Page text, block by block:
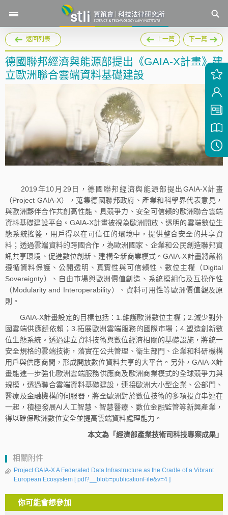
返回列表 上一篇 下一篇
德國聯邦經濟與能源部提出《GAIA-X計畫》建
立歐洲聯合雲端資料基礎建設
2019年10月29日，德國聯邦經濟與能源部提出GAIA-X計畫
（Project GAIA-X），蒐集德國聯邦政府、產業和科學界代表意見，
與歐洲夥伴合作共創高性能、具競爭力、安全可信賴的歐洲聯合雲端
資料基礎建設平台。GAIA-X計畫被視為歐洲開放、透明的雲端數位生
態系統搖籃，用戶得以在可信任的環境中，提供整合安全的共享資
料；透過雲端資料的跨國合作，為歐洲國家、企業和公民創造聯邦資
訊共享環境、促進數位創新、建構全新商業模式。GAIA-X計畫將嚴格
遵循資料保護、公開透明、真實性與可信賴性、數位主權（Digital
Sovereignty）、自由市場與歐洲價值創造、系統模組化及互操作性
（Modularity and Interoperability）、資料可用性等歐洲價值觀及原
則。
GAIA-X計畫設定的目標包括：1.維護歐洲數位主權；2.減少對外
國雲端供應鏈依賴；3.拓展歐洲雲端服務的國際市場；4.塑造創新數
位生態系統。透過建立資料技術與數位經濟相關的基礎設施，將統一
安全規格的雲端技術，落實在公共管理、衛生部門、企業和科研機構
用戶與供應商間，形成開放數位資料共享的大平台。另外，GAIA-X計
畫能進一步強化歐洲雲端服務供應商及歐洲商業模式的全球競爭力與
規模，透過聯合雲端資料基礎建設，連接歐洲大小型企業、公部門、
醫療及金融機構的伺服器，將全歐洲對於數位技術的多項投資串連在
一起，積極發展AI人工智慧、智慧醫療、數位金融監管等新興產業，
得以確保歐洲數位安全並提高雲端資料處理能力。
本文為「經濟部產業技術司科技專案成果」
相關附件
Project GAIA-X A Federated Data Infrastructure as the Cradle of a Vibrant
European Ecosystem [ pdf?__blob=publicationFile&v=4 ]
你可能會想參加